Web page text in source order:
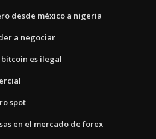
desde méxico a nigeria
a negociar
es ilegal
spot
en el mercado de forex